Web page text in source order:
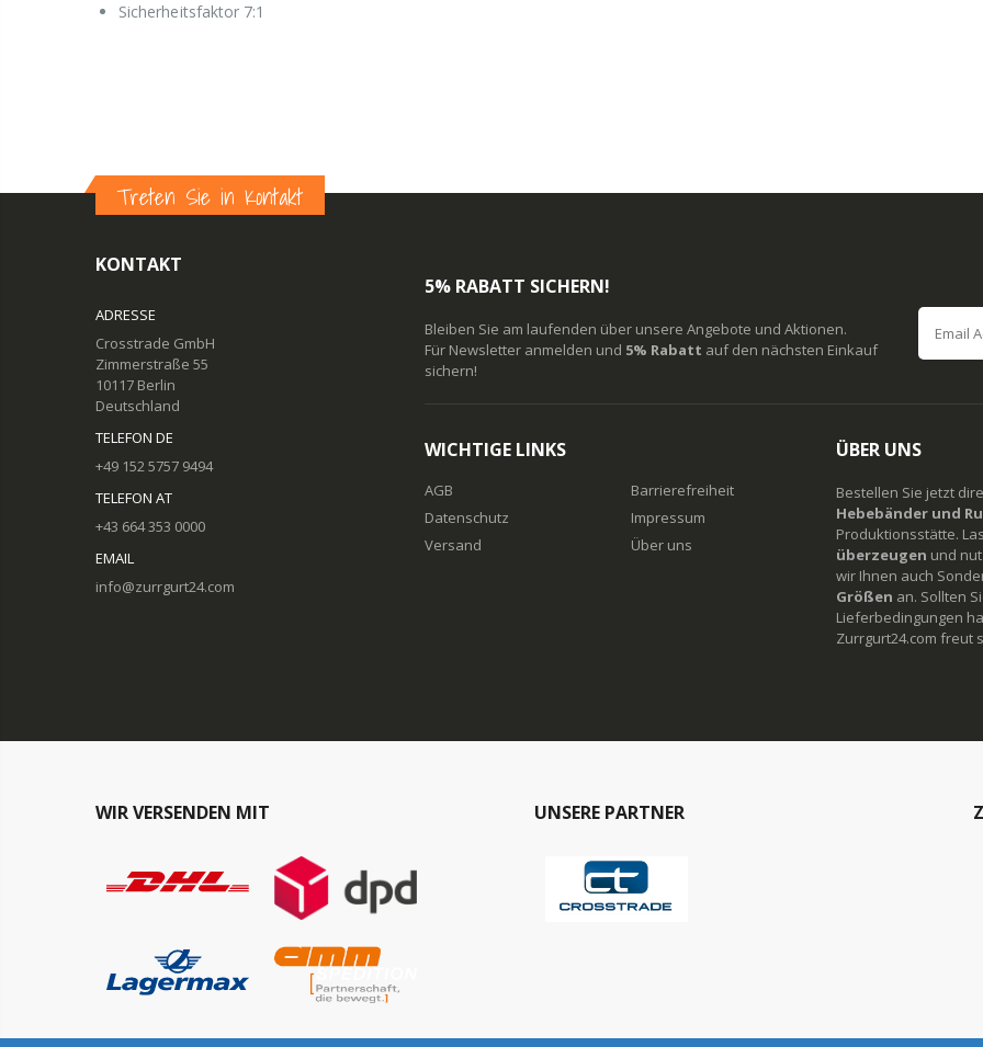
Sicherheitsfaktor 7:1
Treten Sie in Kontakt
KONTAKT
ADRESSE
Crosstrade GmbH
Zimmerstraße 55
10117 Berlin
Deutschland
TELEFON DE
+49 152 5757 9494
TELEFON AT
+43 664 353 0000
EMAIL
info@zurrgurt24.com
5% RABATT SICHERN!
Bleiben Sie am laufenden über unsere Angebote und Aktionen.
Für Newsletter anmelden und 5% Rabatt auf den nächsten Einkauf
sichern!
WICHTIGE LINKS
AGB
Datenschutz
Versand
Barrierefreiheit
Impressum
Über uns
ÜBER UNS
Bestellen Sie jetzt
Hebebänder und
Produktionsstätte.
überzeugen und
wir Ihnen auch
Größen an. Sollten
Lieferbedingungen
Zurrgurt24.com freut
WIR VERSENDEN MIT UNSERE PARTNER